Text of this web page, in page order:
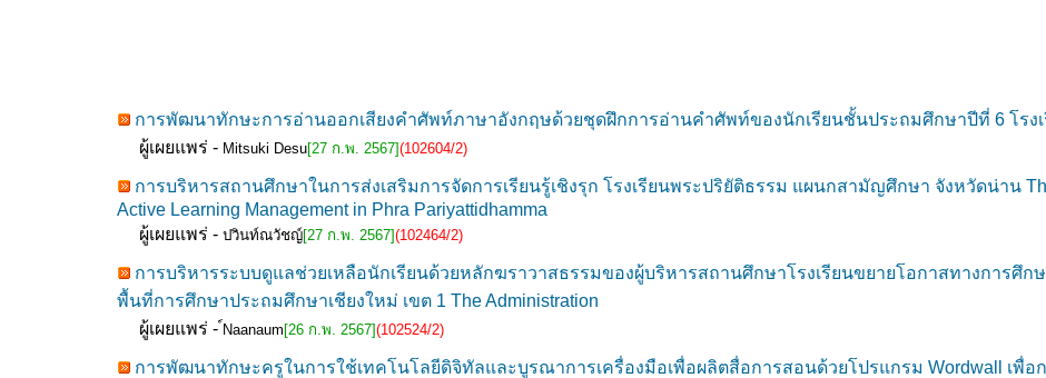
การพัฒนาทักษะการอ่านออกเสียงคำศัพท์ภาษาอังกฤษด้วยชุดฝึกการอ่านคำศัพท์ของนักเรียนชั้นประถมศึกษาปีที่ 6 โรง
ผู้เผยแพร่ - Mitsuki Desu[27 ก.พ. 2567](102604/2)
การบริหารสถานศึกษาในการส่งเสริมการจัดการเรียนรู้เชิงรุก โรงเรียนพระปริยัติธรรม แผนกสามัญศึกษา จังหวัดน่าน
Active Learning Management in Phra Pariyattidhamma
ผู้เผยแพร่ - ปวินท์ณวัชญ์[27 ก.พ. 2567](102464/2)
การบริหารระบบดูแลช่วยเหลือนักเรียนด้วยหลักฆราวาสธรรมของผู้บริหารสถานศึกษาโรงเรียนขยายโอกาสทางการศึก
พื้นที่การศึกษาประถมศึกษาเชียงใหม่ เขต 1 The Administration
ผู้เผยแพร่ - ์Naanaum [26 ก.พ. 2567](102524/2)
การพัฒนาทักษะครูในการใช้เทคโนโลยีดิจิทัลและบูรณาการเครื่องมือเพื่อผลิตสื่อการสอนด้วยโปรแกรม Wordwall เพื่อก